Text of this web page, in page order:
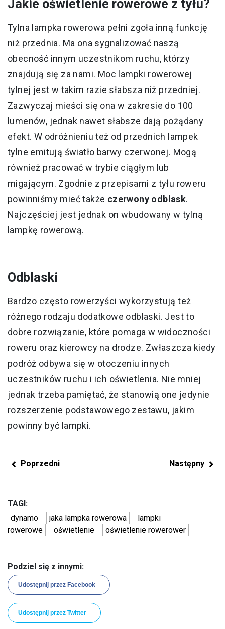
Jakie oświetlenie rowerowe z tyłu?
Tylna lampka rowerowa pełni zgoła inną funkcję
niż przednia. Ma ona sygnalizować naszą
obecność innym uczestnikom ruchu, którzy
znajdują się za nami. Moc lampki rowerowej
tylnej jest w takim razie słabsza niż przedniej.
Zazwyczaj mieści się ona w zakresie do 100
lumenów, jednak nawet słabsze dają pożądany
efekt. W odróżnieniu też od przednich lampek
tylne emitują światło barwy czerwonej. Mogą
również pracować w trybie ciągłym lub
migającym. Zgodnie z przepisami z tyłu roweru
powinniśmy mieć także czerwony odblask.
Najczęściej jest jednak on wbudowany w tylną
lampkę rowerową.
Odblaski
Bardzo często rowerzyści wykorzystują też
różnego rodzaju dodatkowe odblaski. Jest to
dobre rozwiązanie, które pomaga w widoczności
roweru oraz kierowcy na drodze. Zwłaszcza kiedy
podróż odbywa się w otoczeniu innych
uczestników ruchu i ich oświetlenia. Nie mniej
jednak trzeba pamiętać, że stanowią one jedynie
rozszerzenie podstawowego zestawu, jakim
powinny być lampki.
Poprzedni Następny
TAGI:
dynamo
jaka lampka rowerowa
lampki
rowerowe
oświetlenie oświetlenie rowerower
Podziel się z innymi:
Udostępnij przez Facebook
Udostępnij przez Twitter